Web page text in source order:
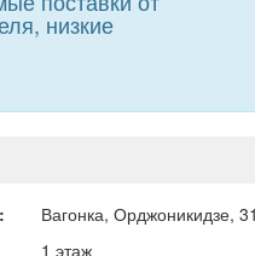
низкие
Вагонка, Орджоникидзе, 31
1 этаж